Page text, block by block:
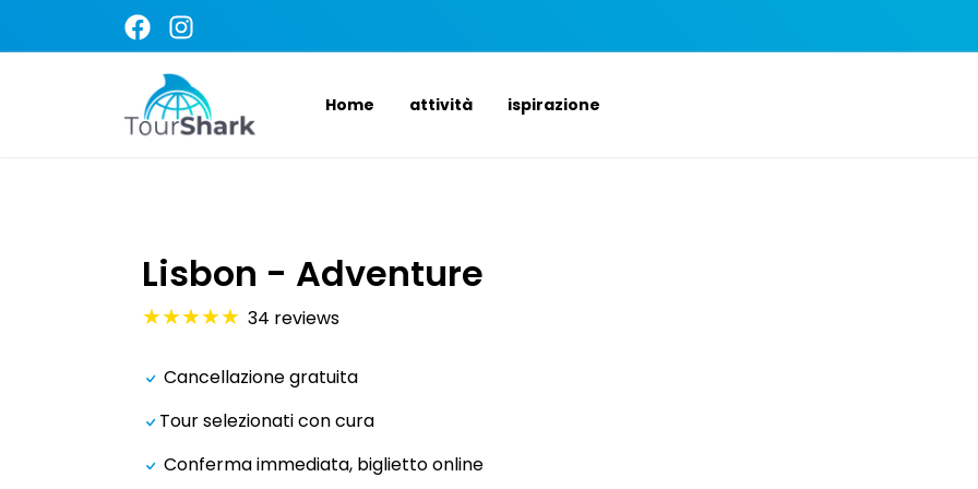
Home attività ispirazione
Lisbon - Adventure
★★★★★ 34 reviews
Cancellazione gratuita
Tour selezionati con cura
Conferma immediata, biglietto online